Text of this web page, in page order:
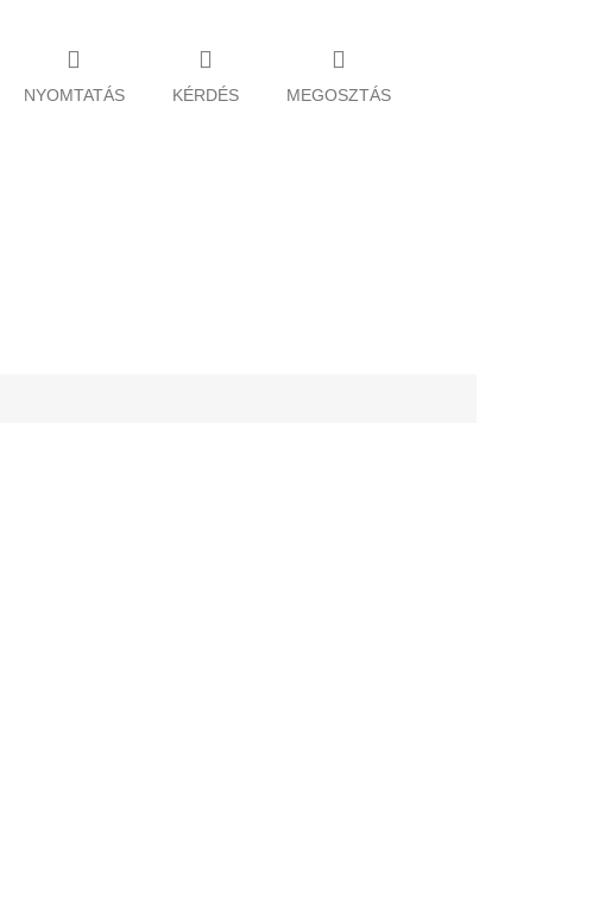
NYOMTATÁS KÉRDÉS MEGOSZTÁS